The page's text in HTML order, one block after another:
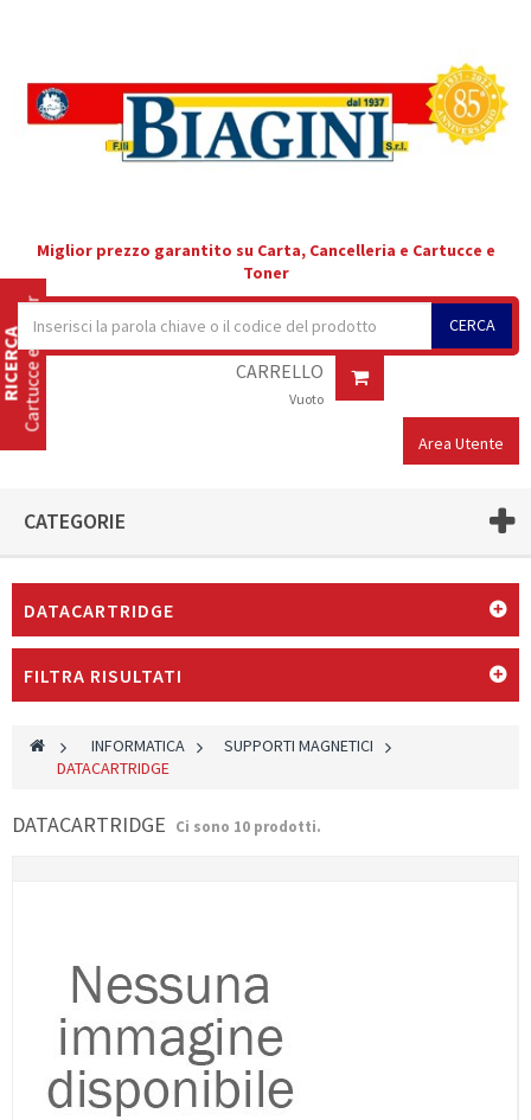
Miglior prezzo garantito su Carta, Cancelleria e Cartucce e
Toner
CERCA
CARRELLO
Vuoto
Area Utente
CATEGORIE
DATACARTRIDGE
FILTRA RISULTATI
> INFORMATICA >
SUPPORTI MAGNETICI
DATACARTRIDGE
DATACARTRIDGE Ci sono 10 prodotti.
Cartucce e Toner